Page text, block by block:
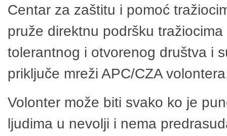
Centar za zaštitu i pomoć
pruže direktnu podršku
tolerantnog i otvorenog društva i
priključe mreži APC/CZA
Volonter može biti svako ko je
ljudima u nevolji i nema